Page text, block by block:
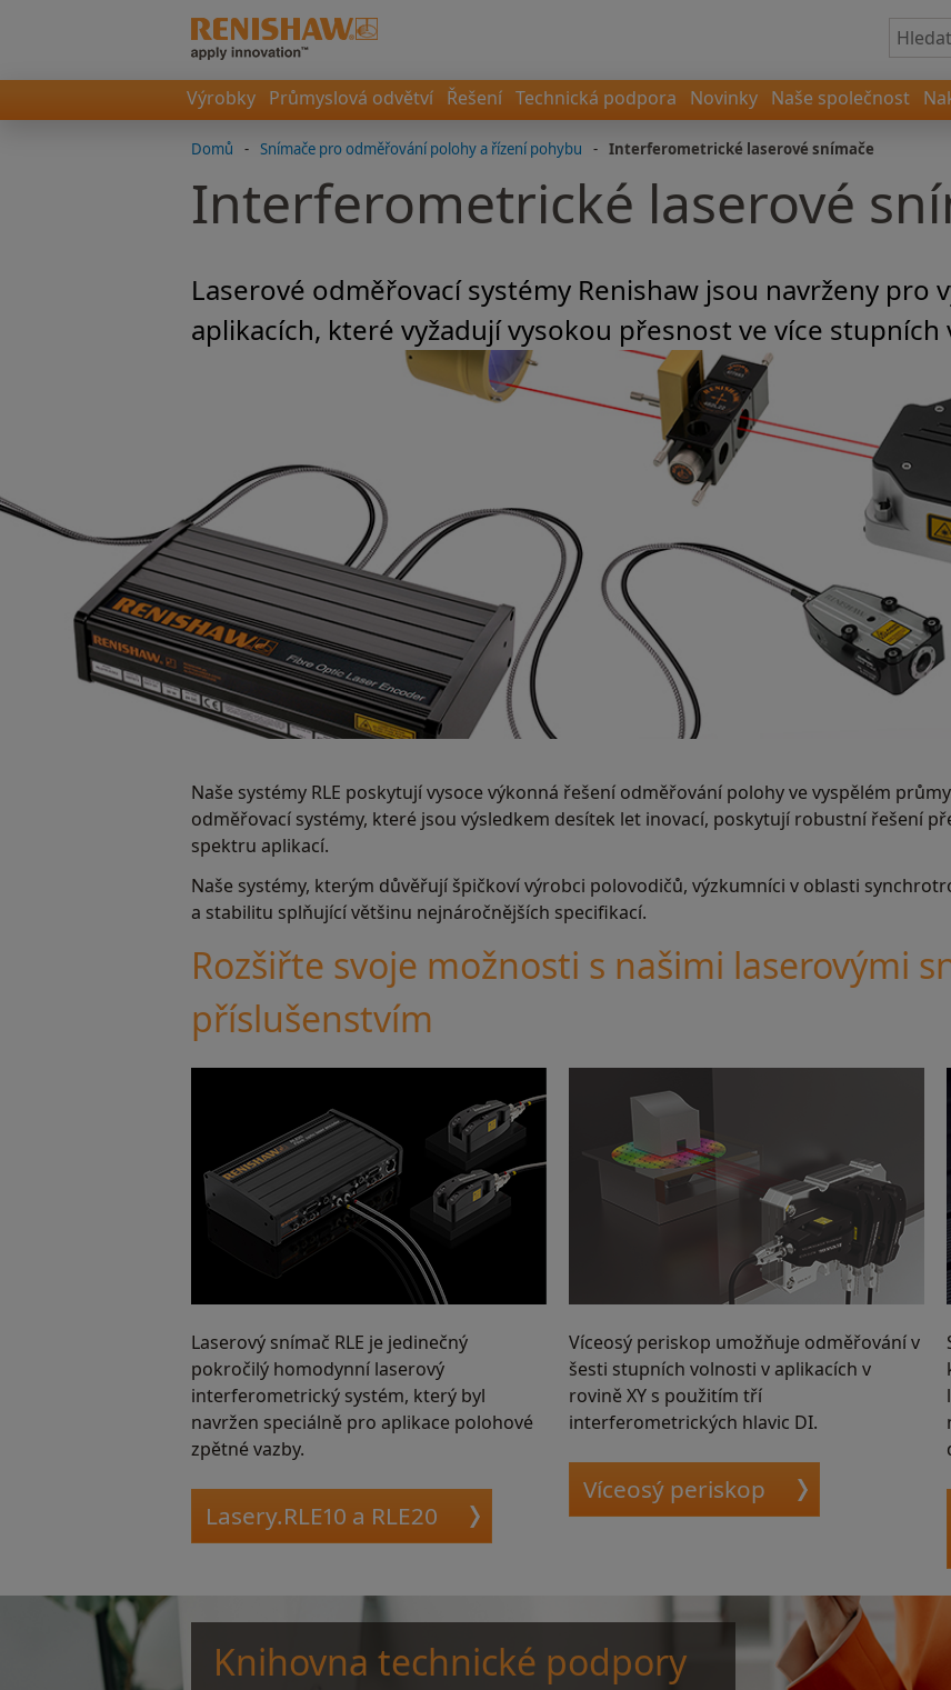
Výrobky Průmyslová odvětví Řešení Technická podpora Novinky Naše společnost
Domů - Snímače pro odměřování polohy a řízení pohybu - Interferometrické laserové snímače
Interferometrické laserové
Laserové odměřovací systémy Renishaw jsou navrženy pro
aplikacích, které vyžadují vysokou přesnost ve více stupních
Naše systémy RLE poskytují vysoce výkonná řešení odměřování polohy ve vyspělém
odměřovací systémy, které jsou výsledkem desítek let inovací, poskytují robustní řešení
spektru aplikací.
Naše systémy, kterým důvěřují špičkoví výrobci polovodičů, výzkumníci v oblasti
a stabilitu splňující většinu nejnáročnějších specifikací.
Rozšiřte svoje možnosti s našimi laserovými
příslušenstvím
Laserový snímač RLE je jedinečný
pokročilý homodynní laserový
interferometrický systém, který byl
navržen speciálně pro aplikace polohové
zpětné vazby.
Lasery.RLE10 a RLE20
Víceosý periskop umožňuje odměřování v
šesti stupních volnosti v aplikacích v
rovině XY s použitím tří
interferometrických hlavic DI.
Víceosý periskop
Knihovna technické podpory